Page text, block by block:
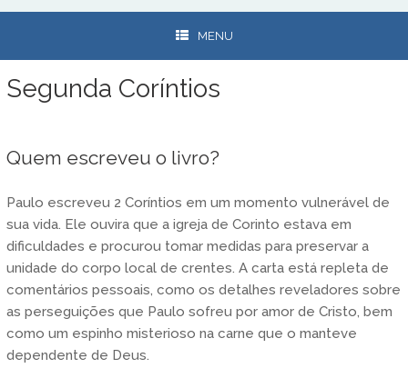
MENU
Segunda Coríntios
Quem escreveu o livro?
Paulo escreveu 2 Coríntios em um momento vulnerável de
sua vida. Ele ouvira que a igreja de Corinto estava em
dificuldades e procurou tomar medidas para preservar a
unidade do corpo local de crentes. A carta está repleta de
comentários pessoais, como os detalhes reveladores sobre
as perseguições que Paulo sofreu por amor de Cristo, bem
como um espinho misterioso na carne que o manteve
dependente de Deus.